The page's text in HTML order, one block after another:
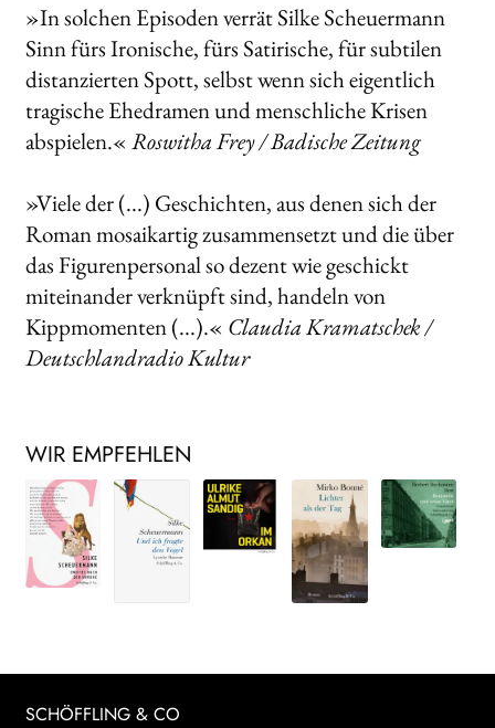
»In solchen Episoden verrät Silke Scheuermann
Sinn fürs Ironische, fürs Satirische, für subtilen
distanzierten Spott, selbst wenn sich eigentlich
tragische Ehedramen und menschliche Krisen
abspielen.« Roswitha Frey / Badische Zeitung
»Viele der (...) Geschichten, aus denen sich der
Roman mosaikartig zusammensetzt und die über
das Figurenpersonal so dezent wie geschickt
miteinander verknüpft sind, handeln von
Kippmomenten (...).« Claudia Kramatschek /
Deutschlandradio Kultur
WIR EMPFEHLEN
SCHÖFFLING & CO